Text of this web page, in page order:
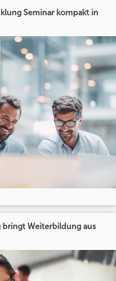
Seminar kompakt in
Weiterbildung aus